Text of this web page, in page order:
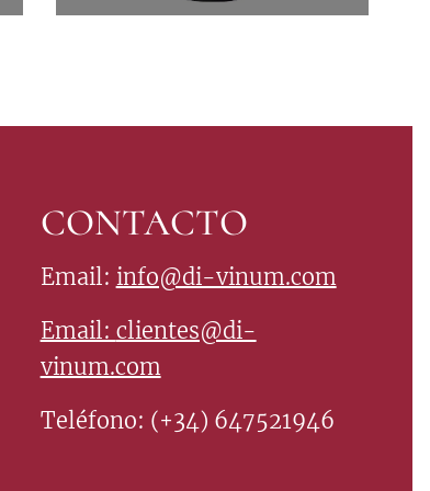
CONTACTO
Email: info@di-vinum.com
Email: clientes@di-
vinum.com
Teléfono: (+34) 647521946